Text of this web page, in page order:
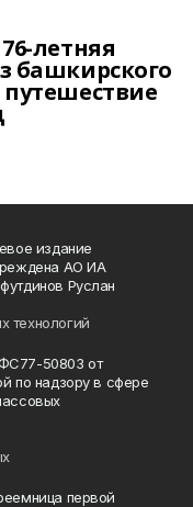
летняя
башкирского
издание
АО ИА
Руслан
технологий
50803 от
по надзору в сфере
первой